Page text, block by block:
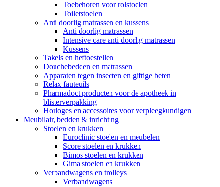
Toebehoren voor rolstoelen
Toiletstoelen
Anti doorlig matrassen en kussens
Anti doorlig matrassen
Intensive care anti doorlig matrassen
Kussens
Takels en heftoestellen
Douchebedden en matrassen
Apparaten tegen insecten en giftige beten
Relax fauteuils
Pharmadoct producten voor de apotheek in
blisterverpakking
Horloges en accessoires voor verpleegkundigen
Meubilair, bedden & inrichting
Stoelen en krukken
Euroclinic stoelen en meubelen
Score stoelen en krukken
Bimos stoelen en krukken
Gima stoelen en krukken
Verbandwagens en trolleys
Verbandwagens